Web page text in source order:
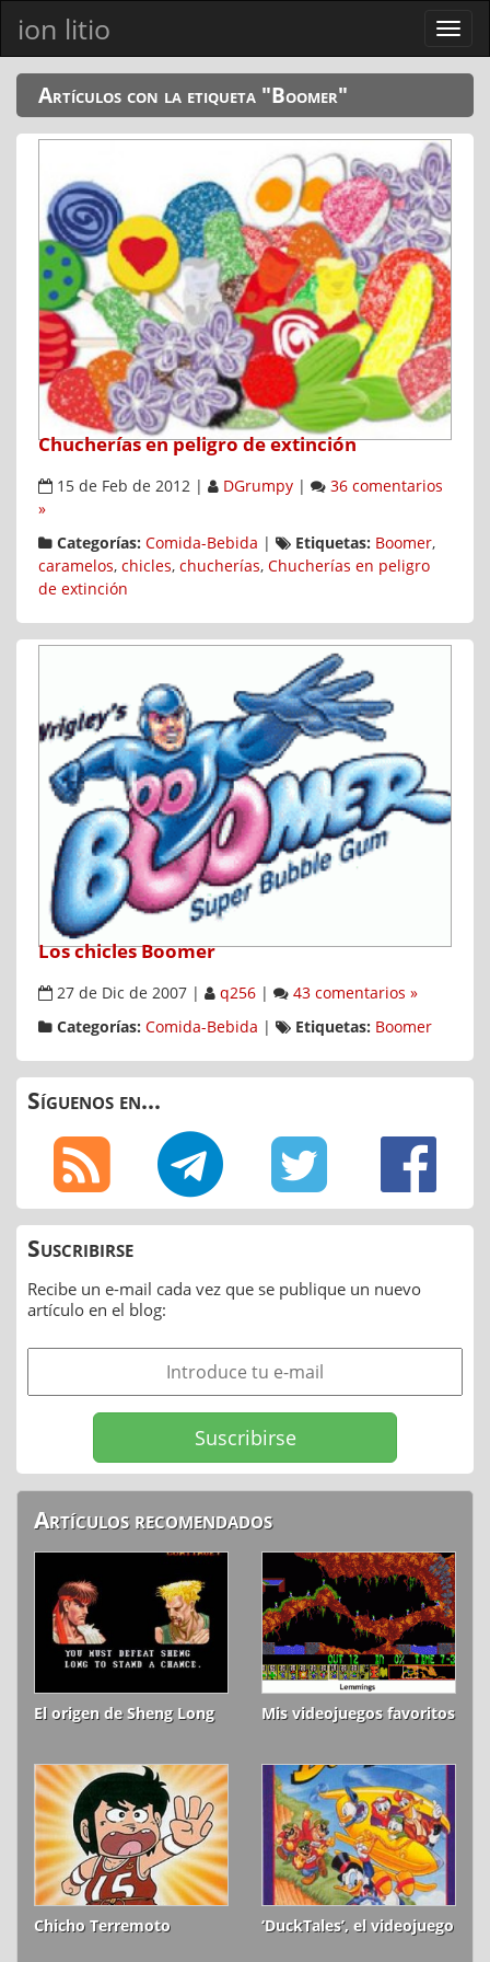
ion litio
Ver
menú
Artículos con la etiqueta "Boomer"
Chucherías en peligro de extinción
15 de Feb de 2012 DGrumpy
36 comentarios
»
Categorías: Comida-Bebida Etiquetas: Boomer,
caramelos, chicles, chucherías, Chucherías en peligro
de extinción
Los chicles Boomer
27 de Dic de 2007 | q256 |
43 comentarios »
Categorías: Comida-Bebida | Etiquetas: Boomer
Síguenos en...
Suscribirse
Recibe un e-mail cada vez que se publique un nuevo
artículo en el blog:
Artículos recomendados
El origen de Sheng Long Mis videojuegos favoritos
Chicho Terremoto ‘DuckTales’, el videojuego